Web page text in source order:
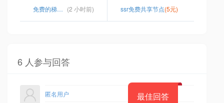
免费的梯子软件 (2 小时前)
ssr免费共享节点(5元)
6 人参与回答
最佳回答
匿名用户